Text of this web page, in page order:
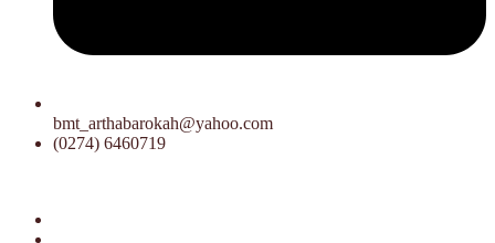
bmt_arthabarokah@yahoo.com
(0274) 6460719